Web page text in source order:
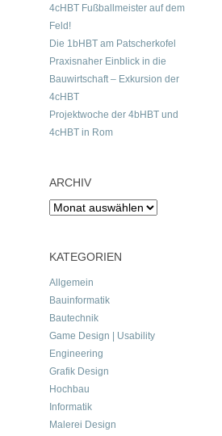
4cHBT Fußballmeister auf dem
Feld!
Die 1bHBT am Patscherkofel
Praxisnaher Einblick in die
Bauwirtschaft – Exkursion der
4cHBT
Projektwoche der 4bHBT und
4cHBT in Rom
ARCHIV
Archiv
KATEGORIEN
Allgemein
Bauinformatik
Bautechnik
Game Design | Usability
Engineering
Grafik Design
Hochbau
Informatik
Malerei Design